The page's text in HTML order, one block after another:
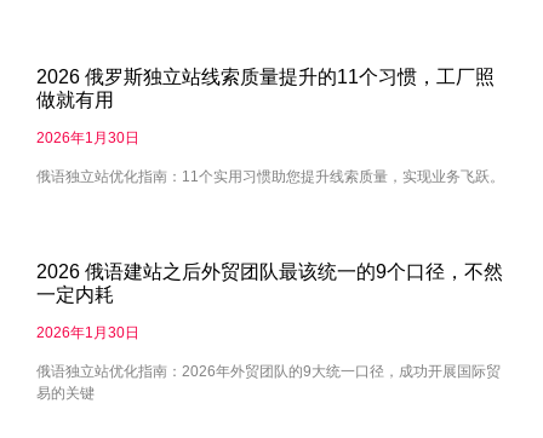
2026 俄罗斯独立站线索质量提升的11个习惯，工厂照
做就有用
2026年1月30日
俄语独立站优化指南：11个实用习惯助您提升线索质量，实现业务飞跃。
2026 俄语建站之后外贸团队最该统一的9个口径，不然
一定内耗
2026年1月30日
俄语独立站优化指南：2026年外贸团队的9大统一口径，成功开展国际贸
易的关键